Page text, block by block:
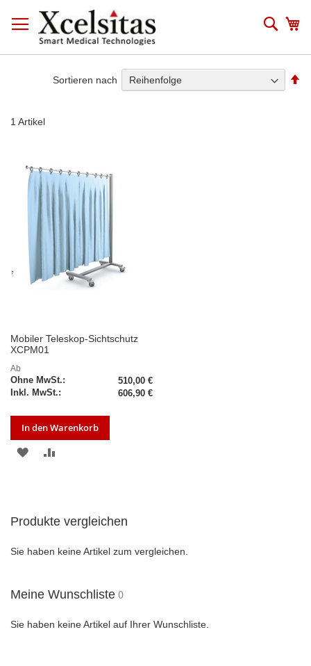
Inhalt
springen
1 Artikel
Sortieren nach
Mobiler Teleskop-Sichtschutz
XCPM01
Ab
510,00 €
606,90 €
In den Warenkorb
ZUR
Produkte vergleichen
Sie haben keine Artikel zum vergleichen.
Meine Wunschliste
Sie haben keine Artikel auf Ihrer Wunschliste.